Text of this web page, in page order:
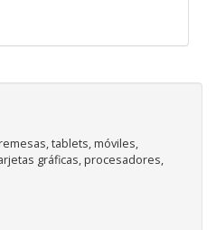
tablets, móviles,
gráficas, procesadores,